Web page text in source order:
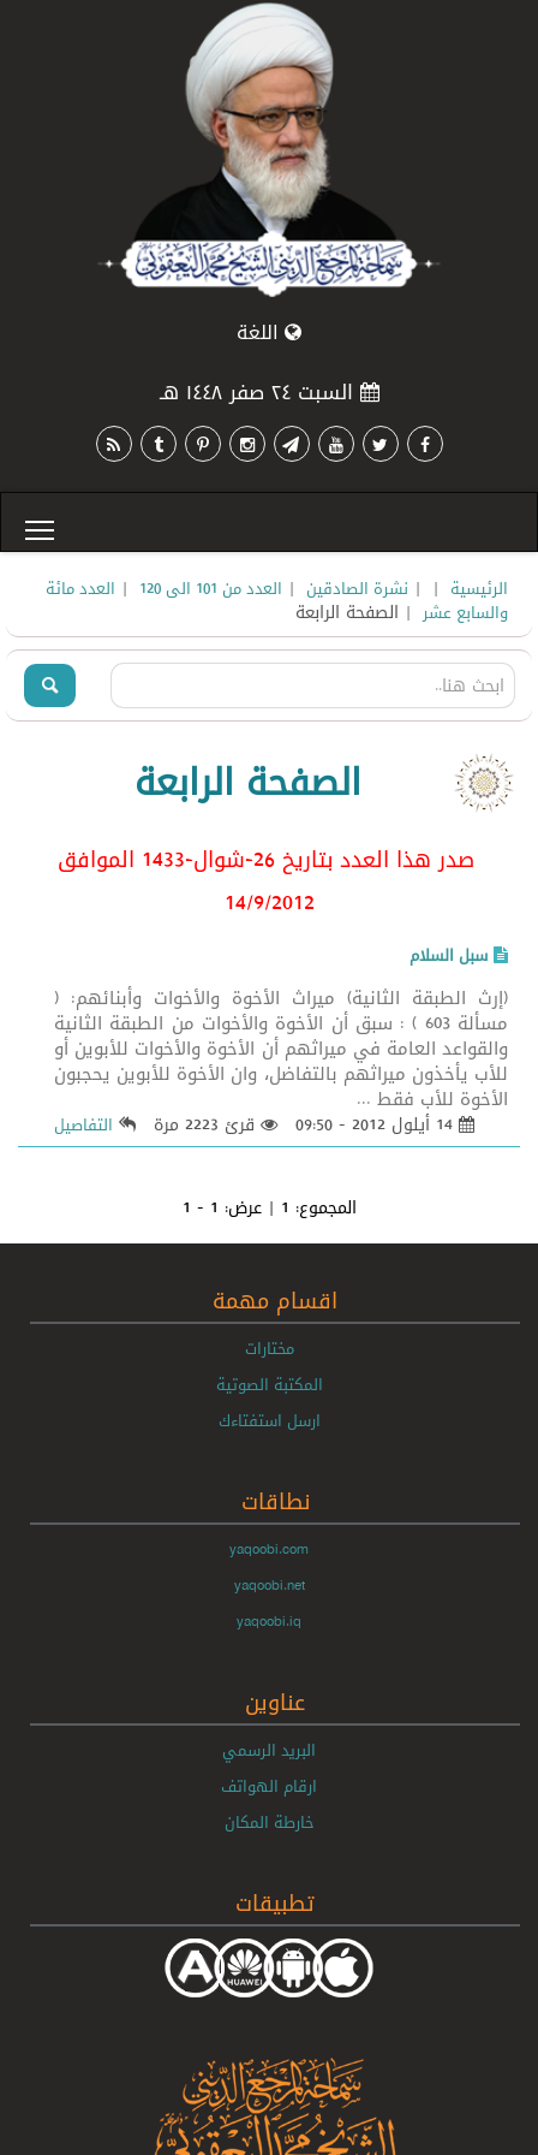
اللغة
السبت ٢٤ صفر ١٤٤٨ هـ
الرئيسية |
| نشرة الصادقين | العدد من 101 الى 120 | العدد مائة
والسابع عشر | الصفحة الرابعة
الصفحة الرابعة
صدر هذا العدد بتاريخ 26-شوال-1433 الموافق
14/9/2012
سبل السلام
(إرث الطبقة الثانية) ميراث الأخوة والأخوات وأبنائهم: (
مسألة 603 ) : سبق أن الأخوة والأخوات من الطبقة الثانية
والقواعد العامة في ميراثهم أن الأخوة والأخوات للأبوين أو
للأب يأخذون ميراثهم بالتفاضل، وان الأخوة للأبوين يحجبون
الأخوة للأب فقط ...
قرئ 2223 مرة التفاصيل
المجموع: 1 | عرض: 1 - 1
اقسام مهمة
مختارات
المكتبة الصوتية
ارسل استفتاءك
نطاقات
yaqoobi.com
yaqoobi.net
yaqoobi.iq
عناوين
البريد الرسمي
ارقام الهواتف
خارطة المكان
تطبيقات